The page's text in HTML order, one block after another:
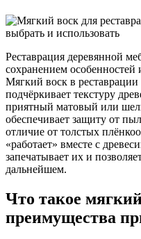
Реставрация деревянной
сохранением
Мягкий воск в реставрации
подчёркивает текстуру
приятный матовый или
обеспечивает защиту от
отличие от толстых
«работает» вместе с
запечатывает их и
дальнейшем.
Что такое
преимущества